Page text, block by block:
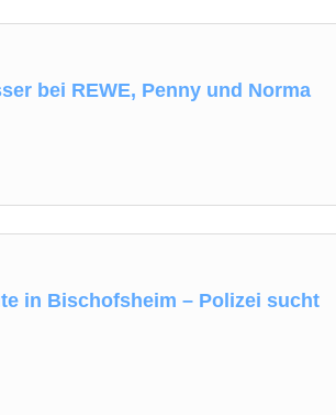
bei REWE, Penny und Norma
in Bischofsheim – Polizei sucht